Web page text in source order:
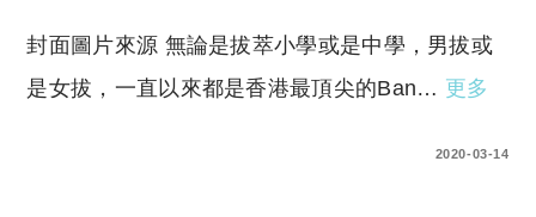
封面圖片來源 無論是拔萃小學或是中學，男拔或
是女拔，一直以來都是香港最頂尖的Ban… 更多
2020-03-14